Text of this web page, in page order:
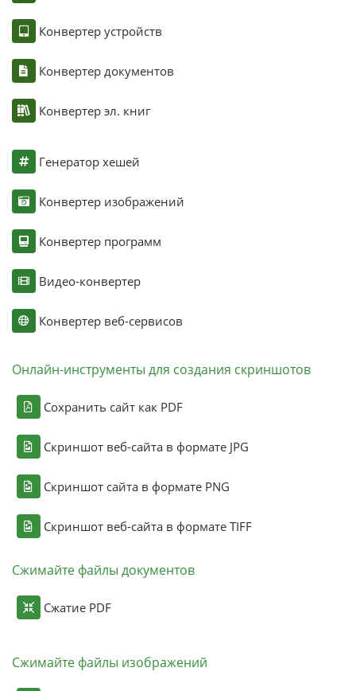
Конвертер устройств
Конвертер документов
Конвертер эл. книг
Генератор хешей
Конвертер изображений
Конвертер программ
Видео-конвертер
Конвертер веб-сервисов
Онлайн-инструменты для создания скриншотов
Сохранить сайт как PDF
Скриншот веб-сайта в формате JPG
Скриншот сайта в формате PNG
Скриншот веб-сайта в формате TIFF
Сжимайте файлы документов
Сжатие PDF
Сжимайте файлы изображений